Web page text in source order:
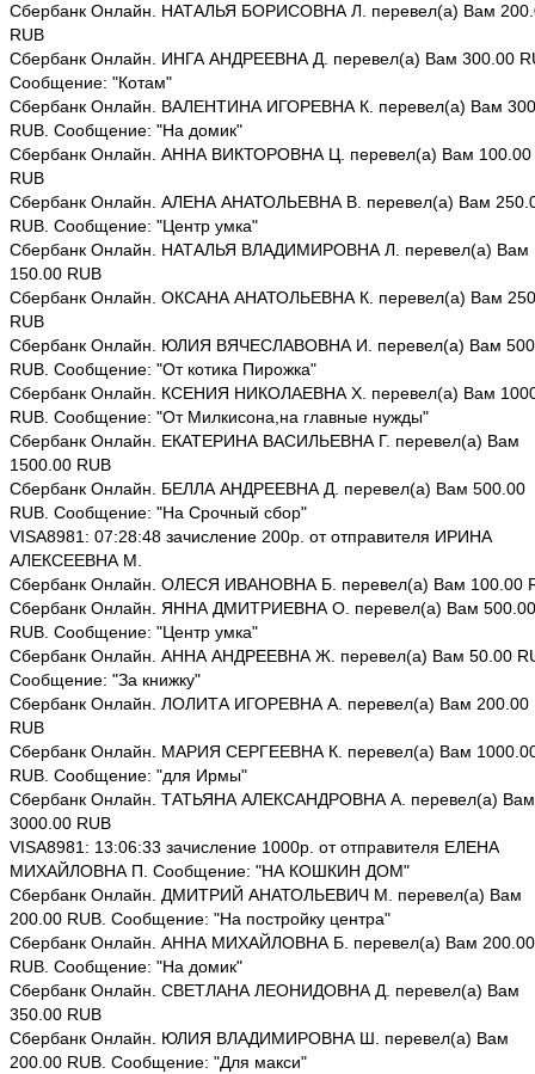
Сбербанк Онлайн. НАТАЛЬЯ БОРИСОВНА Л. перевел(а) Вам
RUB
Сбербанк Онлайн. ИНГА АНДРЕЕВНА Д. перевел(а) Вам 300.00
Сообщение: "Котам"
Сбербанк Онлайн. ВАЛЕНТИНА ИГОРЕВНА К. перевел(а) Вам
RUB. Сообщение: "На домик"
Сбербанк Онлайн. АННА ВИКТОРОВНА Ц. перевел(а) Вам 100.00
RUB
Сбербанк Онлайн. АЛЕНА АНАТОЛЬЕВНА В. перевел(а) Вам
RUB. Сообщение: "Центр умка"
Сбербанк Онлайн. НАТАЛЬЯ ВЛАДИМИРОВНА Л. перевел(а) Вам
150.00 RUB
Сбербанк Онлайн. ОКСАНА АНАТОЛЬЕВНА К. перевел(а) Вам
RUB
Сбербанк Онлайн. ЮЛИЯ ВЯЧЕСЛАВОВНА И. перевел(а) Вам
RUB. Сообщение: "От котика Пирожка"
Сбербанк Онлайн. КСЕНИЯ НИКОЛАЕВНА Х. перевел(а) Вам
RUB. Сообщение: "От Милкисона,на главные нужды"
Сбербанк Онлайн. ЕКАТЕРИНА ВАСИЛЬЕВНА Г. перевел(а) Вам
1500.00 RUB
Сбербанк Онлайн. БЕЛЛА АНДРЕЕВНА Д. перевел(а) Вам 500.00
RUB. Сообщение: "На Срочный сбор"
VISA8981: 07:28:48 зачисление 200р. от отправителя ИРИНА
АЛЕКСЕЕВНА М.
Сбербанк Онлайн. ОЛЕСЯ ИВАНОВНА Б. перевел(а) Вам 100.00
Сбербанк Онлайн. ЯННА ДМИТРИЕВНА О. перевел(а) Вам 500.00
RUB. Сообщение: "Центр умка"
Сбербанк Онлайн. АННА АНДРЕЕВНА Ж. перевел(а) Вам 50.00
Сообщение: "За книжку"
Сбербанк Онлайн. ЛОЛИТА ИГОРЕВНА А. перевел(а) Вам 200.00
RUB
Сбербанк Онлайн. МАРИЯ СЕРГЕЕВНА К. перевел(а) Вам
RUB. Сообщение: "для Ирмы"
Сбербанк Онлайн. ТАТЬЯНА АЛЕКСАНДРОВНА А. перевел(а) Вам
3000.00 RUB
VISA8981: 13:06:33 зачисление 1000р. от отправителя ЕЛЕНА
МИХАЙЛОВНА П. Сообщение: "НА КОШКИН ДОМ"
Сбербанк Онлайн. ДМИТРИЙ АНАТОЛЬЕВИЧ М. перевел(а) Вам
200.00 RUB. Сообщение: "На постройку центра"
Сбербанк Онлайн. АННА МИХАЙЛОВНА Б. перевел(а) Вам 200.00
RUB. Сообщение: "На домик"
Сбербанк Онлайн. СВЕТЛАНА ЛЕОНИДОВНА Д. перевел(а) Вам
350.00 RUB
Сбербанк Онлайн. ЮЛИЯ ВЛАДИМИРОВНА Ш. перевел(а) Вам
200.00 RUB. Сообщение: "Для макси"